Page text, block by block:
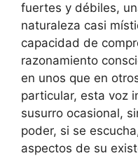
fuertes y débiles,
naturaleza casi
capacidad de
razonamiento
en unos que en
particular, esta voz
susurro ocasional,
poder, si se
aspectos de su